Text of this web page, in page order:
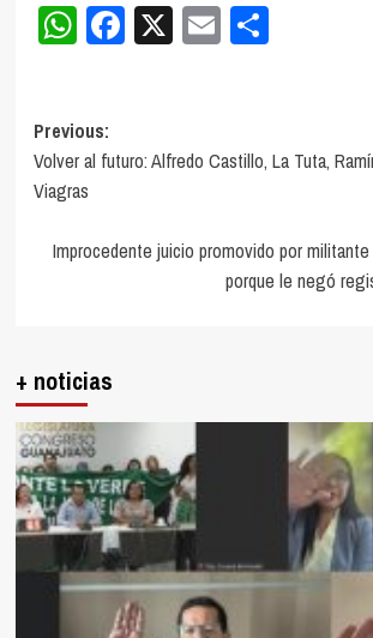
WhatsApp
Facebook
X Email
Post
navigation
Previous:
Volver al futuro: Alfredo Castillo, La Tuta,
Viagras
Improcedente juicio promovido por
porque le negó
+ noticias